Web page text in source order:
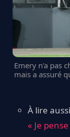
Emery n'a pas
mais a assuré
À lire
« Je